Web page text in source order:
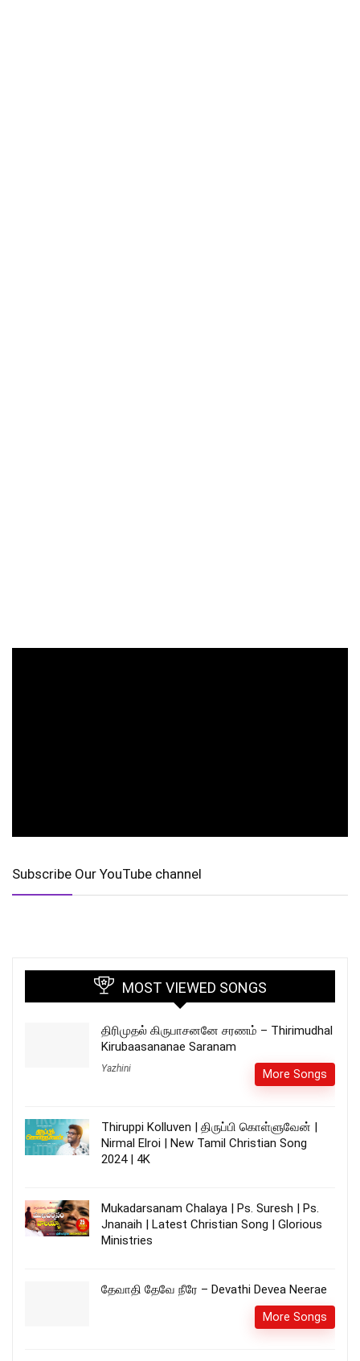
Subscribe Our YouTube channel
MOST VIEWED SONGS
திரிமுதல் கிருபாசனனே சரணம் – Thirimudhal
Kirubaasananae Saranam
Yazhini More Songs
Thiruppi Kolluven | திருப்பி கொள்ளுவேன் |
Nirmal Elroi | New Tamil Christian Song
2024 | 4K
Mukadarsanam Chalaya | Ps. Suresh | Ps.
Jnanaih | Latest Christian Song | Glorious
Ministries
தேவாதி தேவே நீரே – Devathi Devea Neerae
More Songs